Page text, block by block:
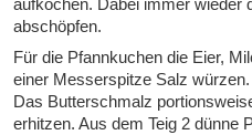
aufkochen. Dabei immer wieder
abschöpfen.
Für die Pfannkuchen die Eier,
einer Messerspitze Salz
Das Butterschmalz
erhitzen. Aus dem Teig 2 dünne